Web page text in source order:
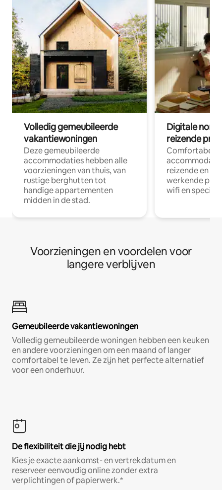
Volledig gemeubileerde
vakantiewoningen
Deze gemeubileerde
accommodaties hebben alle
voorzieningen van thuis, van
rustige berghutten tot
handige appartementen
midden in de stad.
Digitale
reizende
Comfortabele
reizende en
werkende
wifi en
Voorzieningen en voordelen voor
langere verblijven
Gemeubileerde vakantiewoningen
Volledig gemeubileerde woningen hebben een keuken
en andere voorzieningen om een maand of langer
comfortabel te leven. Ze zijn het perfecte alternatief
voor een onderhuur.
De flexibiliteit die jij nodig hebt
Kies je exacte aankomst- en vertrekdatum en
reserveer eenvoudig online zonder extra
verplichtingen of papierwerk.*